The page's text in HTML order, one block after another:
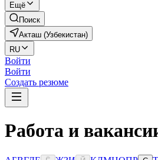
Ещё
Поиск
Акташ (Узбекистан)
RU
Войти
Войти
Создать резюме
Работа и